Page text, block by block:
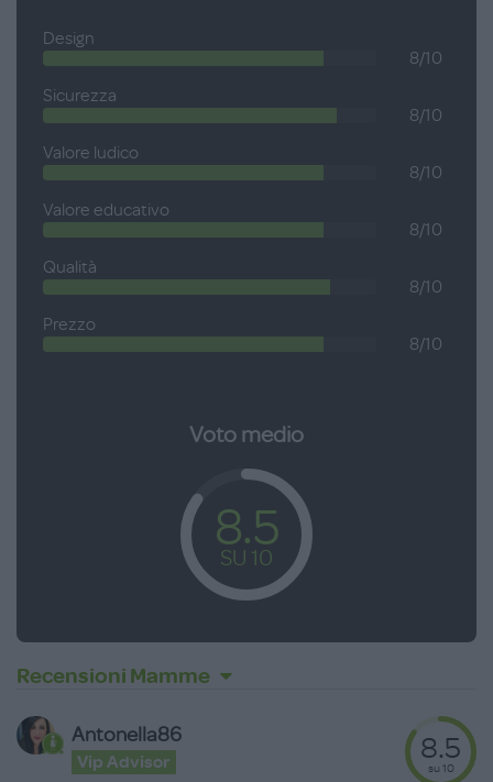
Design
8/10
Sicurezza
8/10
Valore ludico
8/10
Valore educativo
8/10
Qualità
8/10
Prezzo
8/10
Voto medio
8.5
SU 10
Recensioni Mamme
Antonella86
Vip Advisor 8.5
su 10